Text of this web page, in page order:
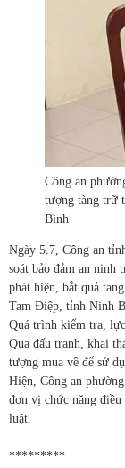
Công an
tượng tàng trữ
Bình
Ngày 5.7, Công an
soát bảo đảm an ninh
phát hiện, bắt quả
Tam Điệp, tỉnh Ninh
Quá trình kiểm tra,
Qua đấu tranh, khai
tượng mua về để sử
Hiện, Công an
đơn vị chức năng
luật.
*********